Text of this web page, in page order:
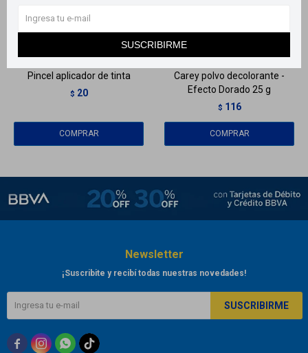
SUSCRIBIRME
LlegaMAÑANA
Pincel aplicador de tinta
$ 20
Carey polvo decolorante -
Efecto Dorado 25 g
$ 116
Newsletter
¡Suscribite y recibí todas nuestras novedades!
SUSCRIBIRME
  